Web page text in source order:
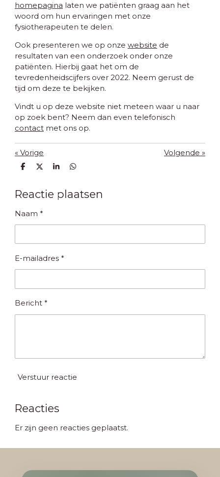
homepagina laten we patiënten graag aan het
woord om hun ervaringen met onze
fysiotherapeuten te delen.
Ook presenteren we op onze website de
resultaten van een onderzoek onder onze
patiënten. Hierbij gaat het om de
tevredenheidscijfers over 2022. Neem gerust de
tijd om deze te bekijken.
Vindt u op deze website niet meteen waar u naar
op zoek bent? Neem dan even telefonisch
contact met ons op.
« Vorige Volgende »
D
e
n
D
l
S
e
D
e
n
Reactie plaatsen
Naam *
E-mailadres *
Bericht *
Verstuur reactie
Reacties
Er zijn geen reacties geplaatst.